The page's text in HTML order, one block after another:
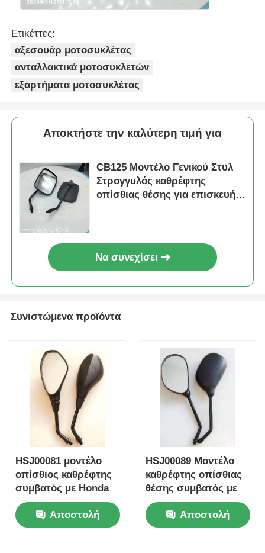
Αρχική Σελίδα
Προϊόντα
Σχετικά με εμάς
Γύρος εργοστασίων
Ποιοτικός έλεγχος
επαφή
Ζητήστε ένα απόσπασμα
Ανταλλακτικά κινητήρα μοτοσικλέτας
Ηλεκτρικά εξαρτήματα μοτοσυκλετών
Ετικέττες:
αξεσουάρ μοτοσυκλέτας
ανταλλακτικά μοτοσυκλετών
εξαρτήματα μοτοσυκλέτας
Αποκτήστε την καλύτερη τιμή για
CB125 Μοντέλο Γενικού Στυλ
Στρογγυλός καθρέφτης
οπίσθιας θέσης για επισκευή
Να συνεχίσει
Συνιστώμενα προϊόντα
HSJ00081 μοντέλο
οπίσθιος καθρέφτης
συμβατός με Honda
Yamaha Suzuki
μοτοσυκλέτες
καθολική
Αποστολή
HSJ00089 Μοντέλο
καθρέφτης οπίσθιας
θέσης συμβατός με
τις μοτοσυκλέτες
Honda Yamaha
Suzuki -
Αποστολή